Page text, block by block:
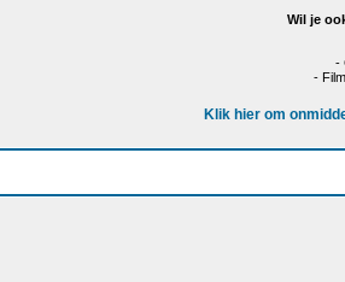
Wil je
-
-
Klik hier om